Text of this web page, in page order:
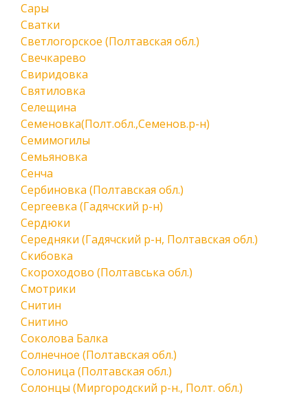
Сары
Сватки
Светлогорское (Полтавская обл.)
Свечкарево
Свиридовка
Святиловка
Селещина
Семеновка(Полт.обл.,Семенов.р-н)
Семимогилы
Семьяновка
Сенча
Сербиновка (Полтавская обл.)
Сергеевка (Гадячский р-н)
Сердюки
Середняки (Гадячский р-н, Полтавская обл.)
Скибовка
Скороходово (Полтавська обл.)
Смотрики
Снитин
Снитино
Соколова Балка
Солнечное (Полтавская обл.)
Солоница (Полтавская обл.)
Солонцы (Миргородский р-н., Полт. обл.)